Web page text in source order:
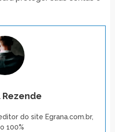
do site Egrana.com.br,
100%